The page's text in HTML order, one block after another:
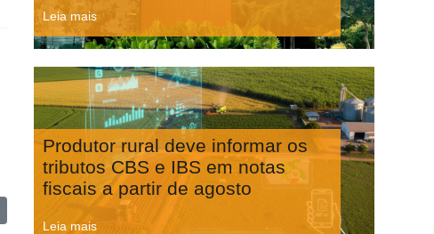
Leia mais
Produtor rural deve informar os
tributos CBS e IBS em notas
fiscais a partir de agosto
Leia mais